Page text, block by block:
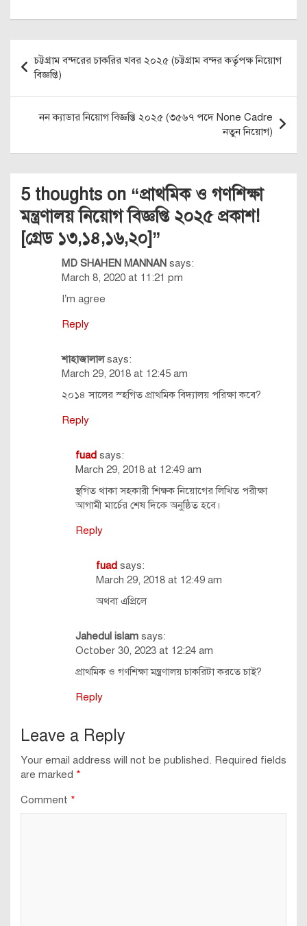
Post
navigation
চট্টগ্রাম বন্দরের চাকরির খবর ২০২৫ (চট্টগ্রাম বন্দর কর্তৃপক্ষ নিয়োগ
বিজ্ঞপ্তি)
নন ক্যাডার নিয়োগ বিজ্ঞপ্তি ২০২৫ (৩৫৬৭ পদে None Cadre
নতুন নিয়োগ)
5 thoughts on “প্রাথমিক ও গণশিক্ষা
মন্ত্রণালয় নিয়োগ বিজ্ঞপ্তি ২০২৫ প্রকাশ!
[গ্রেড ১৩,১৪,১৬,২০]”
MD SHAHEN MANNAN says:
March 8, 2020 at 11:21 pm
I’m agree
Reply
শাহাজালাল says:
March 29, 2018 at 12:45 am
২০১৪ সালের স্হগিত প্রাথমিক বিদ্যালয় পরিক্ষা কবে?
Reply
fuad says:
March 29, 2018 at 12:49 am
স্থগিত থাকা সহকারী শিক্ষক নিয়োগের লিখিত পরীক্ষা
আগামী মার্চের শেষ দিকে অনুষ্ঠিত হবে।
Reply
fuad says:
March 29, 2018 at 12:49 am
অথবা এপ্রিলে
Jahedul islam says:
October 30, 2023 at 12:24 am
প্রাথমিক ও গণশিক্ষা মন্ত্রণালয় চাকরিটা করতে চাই?
Reply
Leave a Reply
Your email address will not be published. Required fields
are marked *
Comment *